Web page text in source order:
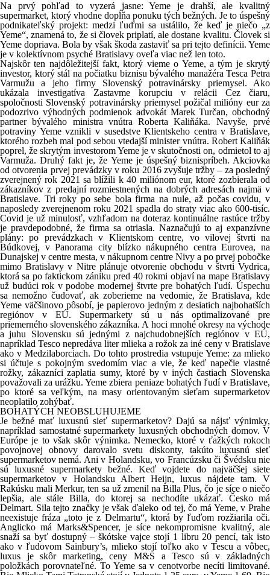
Na prvý pohľad to vyzerá jasne: Yeme je drahší, ale kvalitný
supermarket, ktorý vhodne dopĺňa ponuku tých bežných. Je to úspešný
podnikateľský projekt: medzi ľuďmi sa ustálilo, že keď je niečo „z
Yeme“, znamená to, že si človek priplatí, ale dostane kvalitu. Človek si
Yeme dopriava. Bola by však škoda zastaviť sa pri tejto definícii. Yeme
je v kolektívnom psyché Bratislavy oveľa viac než len toto.
Najskôr ten najdôležitejší fakt, ktorý vieme o Yeme, a tým je skrytý
investor, ktorý stál na počiatku biznisu bývalého manažéra Tesca Petra
Varmužu a jeho firmy Slovenský potravinársky priemysel. Ako
ukázala investigatíva Zastavme korupciu v relácii Cez čiaru,
spoločnosti Slovenský potravinársky priemysel požičal milióny eur za
podozrivo výhodných podmienok advokát Marek Turčan, obchodný
partner bývalého ministra vnútra Roberta Kaliňáka. Navyše, prvé
potraviny Yeme vznikli v susedstve Klientskeho centra v Bratislave,
ktorého rozbeh mal pod sebou vtedajší minister vnútra. Robert Kaliňák
poprel, že skrytým investorom Yeme je v skutočnosti on, odmietol to aj
Varmuža. Druhý fakt je, že Yeme je úspešný biznispríbeh. Akciovka
od otvorenia prvej prevádzky v roku 2016 zvyšuje tržby – za posledný
zverejnený rok 2021 sa blížili k 40 miliónom eur, ktoré zozbierala od
zákazníkov z predajní rozmiestnených na dobrých adresách najmä v
Bratislave. Tri roky po sebe bola firma na nule, až počas covidu, v
naposledy zverejnenom roku 2021 spadla do straty viac ako 600-tisíc.
Covid je už minulosť, vzhľadom na doteraz kontinuálne rastúce tržby
je pravdepodobné, že firma sa otriasla. Naznačujú to aj expanzívne
plány: po prevádzkach v Klientskom centre, vo vilovej štvrti na
Búdkovej, v Panorama city blízko nákupného centra Eurovea, na
Dunajskej v centre mesta, v nákupnom centre Nivy a po prvej pobočke
mimo Bratislavy v Nitre plánuje otvorenie obchodu v štvrti Vydrica,
ktorá sa po faktickom zániku pred 40 rokmi objaví na mape Bratislavy
už budúci rok v podobe modernej štvrte pre bohatých ľudí. Úspechu
sa nemožno čudovať, ak zoberieme na vedomie, že Bratislava, kde
Yeme väčšinovo pôsobí, je papierovo jedným z desiatich najbohatších
regiónov v EÚ. Supermarkety sú u nás optimalizované pre
priemerného slovenského zákazníka. A hoci mnohé okresy na východe
a juhu Slovensku sú jednými z najchudobnejších regiónov v EÚ,
napríklad Tesco nepredáva liter mlieka a rožok za iné ceny v Bratislave
ako v Medzilaborciach. Do tohto prostredia vstupuje Yeme: za mlieko
si účtuje s pokojným svedomím viac a vie, že keď napečie vlastné
rožky, zákazníci zaplatia sumy, ktoré by v iných častiach Slovenska
považovali za urážku. Yeme zbiera peniaze bohatých ľudí v Bratislave,
po ktoré sa veľkým, na masy orientovaným sieťam supermarketov
neoplatilo zohýbať.
BOHATÝCH NEOBSLUHUJEME
Je bežné mať luxusnú sieť supermarketov? Dajú sa nájsť výnimky,
napríklad samostatné supermarkety luxusných obchodných domov. V
Európe je to však skôr výnimka. Nemecko, ktoré v ťažkých rokoch
povojnovej obnovy darovalo svetu diskonty, takúto luxusnú sieť
supermarketov nemá. Ani v Holandsku, vo Francúzsku či Švédsku nie
sú luxusné supermarkety bežné. Keď vojdete do najväčšej siete
supermarketov v Holandsku Albert Heijn, luxus nájdete tam. V
Rakúsku mali Merkur, ten sa už zmenil na Billa Plus, čo je síce o niečo
lepšia, ale stále Billa, do ktorej sa nechodíte ukázať. Česko má
Delmart. Sila tejto značky je však ďaleko od tej, čo má Yeme, v Prahe
neexistuje fráza „toto je z Delmartu“, ktorá by ľuďom rozžiarila oči.
Anglicko má Marks&Spencer, je síce nekompromisne kvalitný, ale
snaží sa byť dostupný – škótske vajce stojí 1 libru 20 pencí, tak isto
ako v ľudovom Sainbury’s, mlieko stojí toľko ako v Tescu a vôbec,
luxus je skôr marketing, ceny M&S a Tesco sú v základných
položkách porovnateľné. To Yeme sa v cenotvorbe necíti limitované.